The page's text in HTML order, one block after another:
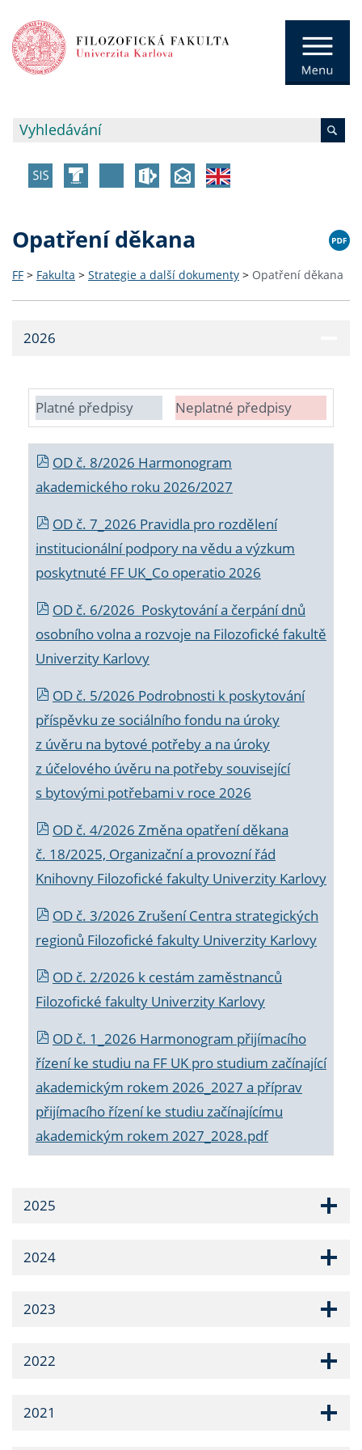
Opatření děkana
FF > Fakulta > Strategie a další dokumenty > Opatření děkana
2026
Platné předpisy Neplatné předpisy
OD č. 8/2026 Harmonogram
akademického roku 2026/2027
OD č. 7_2026 Pravidla pro rozdělení
institucionální podpory na vědu a výzkum
poskytnuté FF UK_Co operatio 2026
OD č. 6/2026 Poskytování a čerpání dnů
osobního volna a rozvoje na Filozofické fakultě
Univerzity Karlovy
OD č. 5/2026 Podrobnosti k poskytování
příspěvku ze sociálního fondu na úroky
z úvěru na bytové potřeby a na úroky
z účelového úvěru na potřeby související
s bytovými potřebami v roce 2026
OD č. 4/2026 Změna opatření děkana
č. 18/2025, Organizační a provozní řád
Knihovny Filozofické fakulty Univerzity Karlovy
OD č. 3/2026 Zrušení Centra strategických
regionů Filozofické fakulty Univerzity Karlovy
OD č. 2/2026 k cestám zaměstnanců
Filozofické fakulty Univerzity Karlovy
OD č. 1_2026 Harmonogram přijímacího
řízení ke studiu na FF UK pro studium začínající
akademickým rokem 2026_2027 a příprav
přijímacího řízení ke studiu začínajícímu
akademickým rokem 2027_2028.pdf
2025
2024
2023
2022
2021